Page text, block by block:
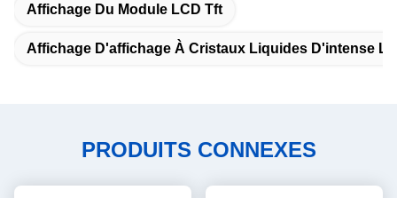
Affichage Du Module LCD Tft
Affichage D'affichage À Cristaux Liquides D'intense
PRODUITS CONNEXES